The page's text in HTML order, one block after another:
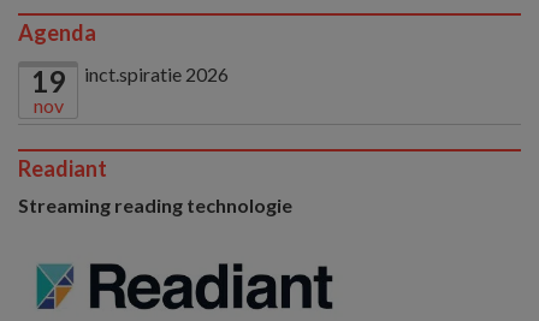
Agenda
19
nov
inct.spiratie 2026
Readiant
Streaming reading technologie